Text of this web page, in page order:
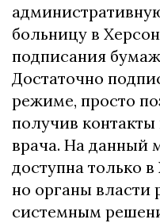
больницу в
подписания
Достаточно
режиме, просто
получив
врача. На данный
доступна только
но органы власти
системным